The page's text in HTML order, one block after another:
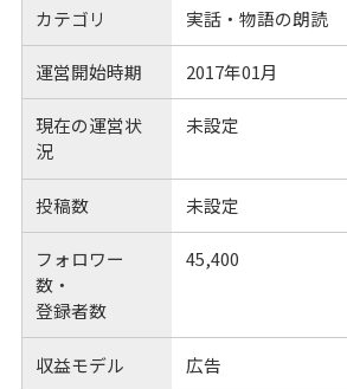
カテゴリ 実話・物語の朗読
運営開始時期 2017年01月
現在の運営状
況
未設定
投稿数 未設定
フォロワー
数・
登録者数
45,400
収益モデル 広告